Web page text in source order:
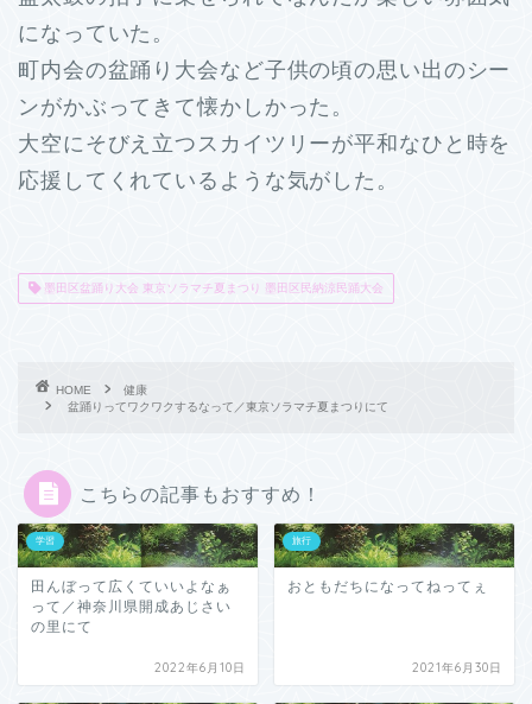
になっていた。
町内会の盆踊り大会など子供の頃の思い出のシー
ンがかぶってきて懐かしかった。
大空にそびえ立つスカイツリーが平和なひと時を
応援してくれているような気がした。
墨田区盆踊り大会 東京ソラマチ夏まつり 墨田区民納涼民踊大会
HOME
健康
盆踊りってワクワクするなって／東京ソラマチ夏まつりにて
こちらの記事もおすすめ！
学習
田んぼって広くていいよなぁ
って／神奈川県開成あじさい
の里にて
2022年6月10日
旅行
おともだちになってねってぇ
2021年6月30日